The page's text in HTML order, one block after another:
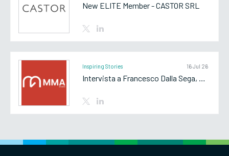
New ELITE Member - CASTOR SRL
Inspiring Stories 16 Jul 26
Intervista a Francesco Dalla Sega, Partner di MMA Studio